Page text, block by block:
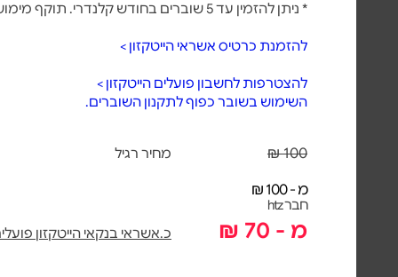
* ניתן להזמין עד 5 שוברים בחודש קלנדרי. תוקף מימוש: עד 5 שנים מיום רכישת השובר.
להזמנת כרטיס אשראי הייטקזון >
להצטרפות לחשבון פועלים הייטקזון >
השימוש בשובר כפוף לתקנון השוברים.
100 ₪ מחיר רגיל
מ - 100 ₪
חבר htz
מ - 70 ₪ כ.אשראי בנקאי הייטקזון